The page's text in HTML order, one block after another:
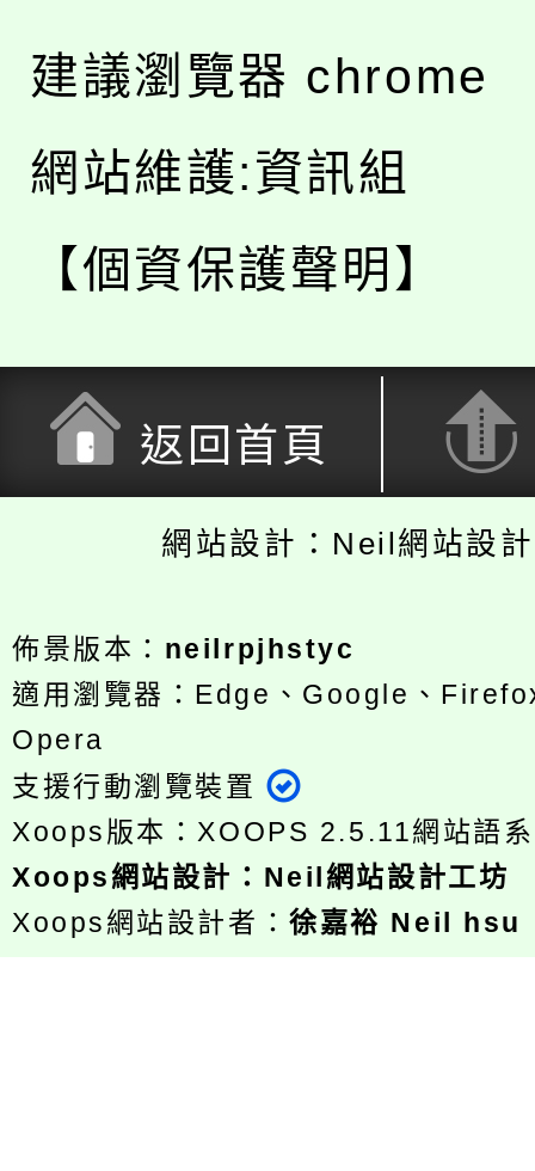
建議瀏覽器 chrome
網站維護:資訊組
【個資保護聲明】
返回首頁
網站設計：Neil網站設
佈景版本： neilrpjhstyc
適用瀏覽器：Edge、Google、
Opera
支援行動瀏覽裝置
Xoops版本： XOOPS 2.5.11網站語
Xoops網站設計 ： Neil網站設計工坊
Xoops網站設計者：徐嘉裕 Neil hsu